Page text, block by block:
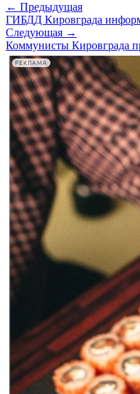
← Предыдущая
ГИБДД Кировграда
Следующая →
Коммунисты Кировграда
РЕКЛАМА